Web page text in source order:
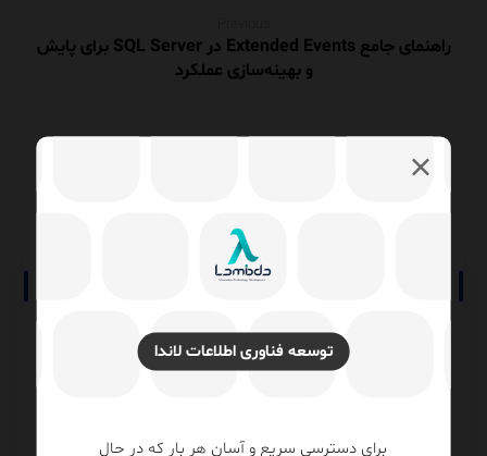
توسعه فناوری اطلاعات لاندا
برای دسترسی سریع و آسان هر بار که در حال
راهنمای جامع Extended Events در SQL Server برای پایش
و بهینه‌سازی عملکرد
نوشته های مرتبط